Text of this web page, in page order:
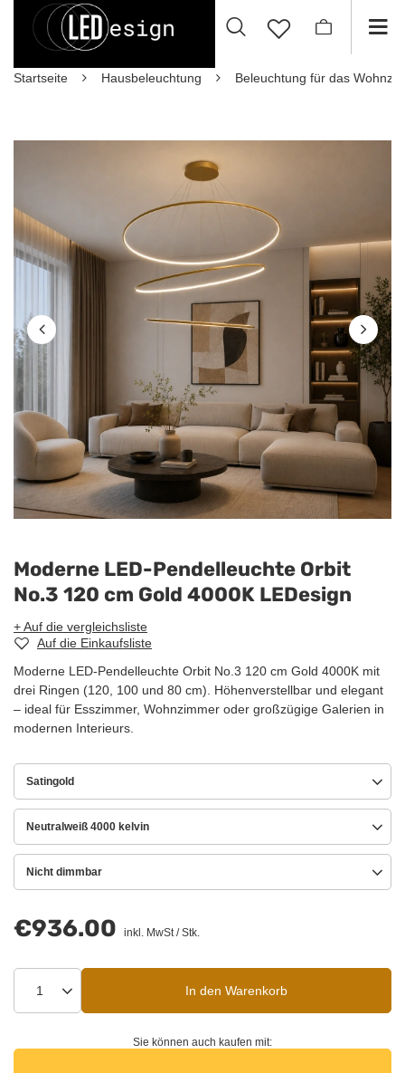
Startseite Hausbeleuchtung Beleuchtung für das
Moderne LED-Pendelleuchte Orbit
No.3 120 cm Gold 4000K LEDesign
+ Auf die vergleichsliste
Auf die Einkaufsliste
Moderne LED-Pendelleuchte Orbit No.3 120 cm Gold 4000K mit
drei Ringen (120, 100 und 80 cm). Höhenverstellbar und elegant
– ideal für Esszimmer, Wohnzimmer oder großzügige Galerien in
modernen Interieurs.
Satingold
Neutralweiß 4000 kelvin
Nicht dimmbar
€936.00 inkl. MwSt/Stk.
In den Warenkorb
Sie können auch kaufen mit: